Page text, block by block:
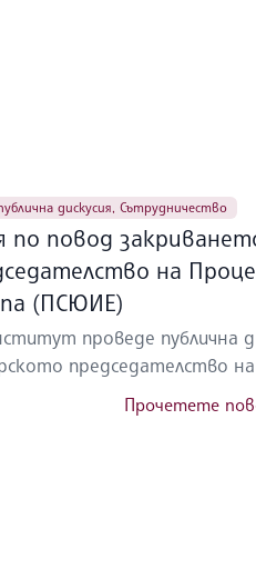
дискусия, Сътрудничество
по повод
на
(ПСЮИЕ)
проведе публична
председателство на
Прочетете